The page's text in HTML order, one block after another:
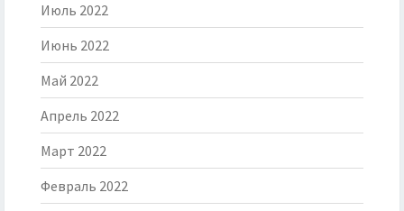
Июль 2022
Июнь 2022
Май 2022
Апрель 2022
Март 2022
Февраль 2022